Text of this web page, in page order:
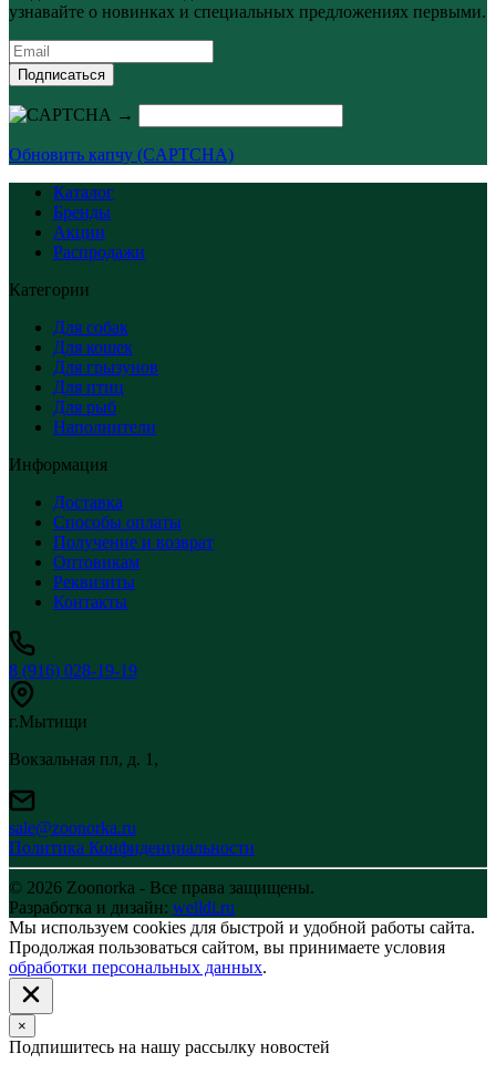
узнавайте о новинках и специальных предложениях первыми.
Подписаться
→
Обновить капчу (CAPTCHA)
Каталог
Бренды
Акции
Распродажи
Категории
Для собак
Для кошек
Для грызунов
Для птиц
Для рыб
Наполнители
Информация
Доставка
Способы оплаты
Получение и возврат
Оптовикам
Реквизиты
Контакты
8 (916) 028-19-19
г.Мытищи
Вокзальная пл, д. 1,
sale@zoonorka.ru
Политика Конфиденциальности
© 2026 Zoonorka - Все права защищены.
Разработка и дизайн: welldi.ru
Мы используем cookies для быстрой и удобной работы сайта.
Продолжая пользоваться сайтом, вы принимаете условия
обработки персональных данных.
×
Подпишитесь на нашу рассылку новостей